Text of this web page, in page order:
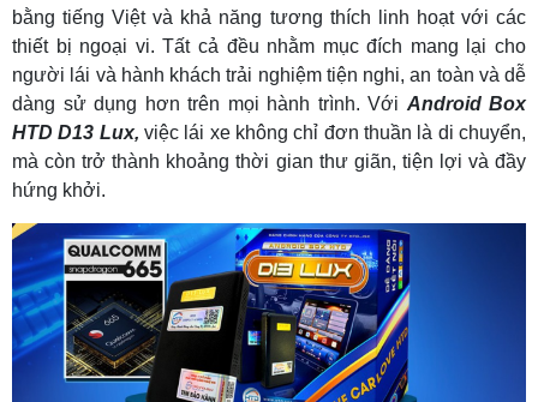
bằng tiếng Việt và khả năng tương thích linh hoạt với các
thiết bị ngoại vi. Tất cả đều nhằm mục đích mang lại cho
người lái và hành khách trải nghiệm tiện nghi, an toàn và dễ
dàng sử dụng hơn trên mọi hành trình. Với Android Box
HTD D13 Lux, việc lái xe không chỉ đơn thuần là di chuyển,
mà còn trở thành khoảng thời gian thư giãn, tiện lợi và đầy
hứng khởi.